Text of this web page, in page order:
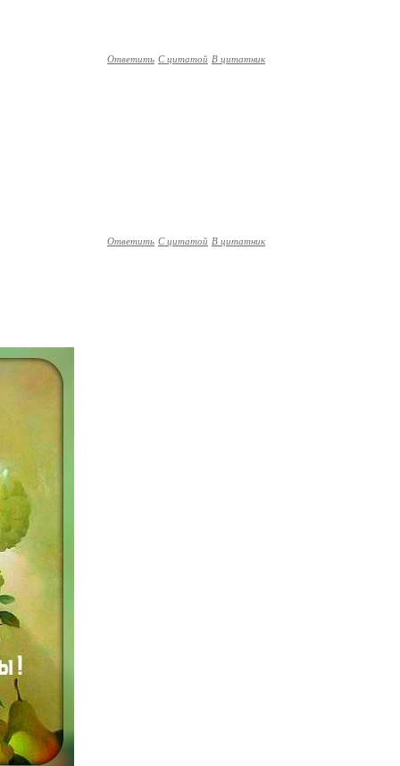
Ответить С цитатой В цитатник
Ответить С цитатой В цитатник